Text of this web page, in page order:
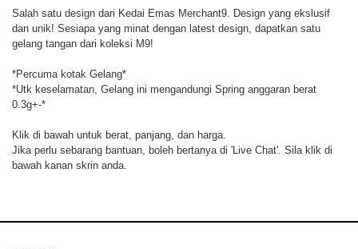
Salah satu design dari Kedai Emas Merchant9. Design yang ekslusif
dan unik! Sesiapa yang minat dengan latest design, dapatkan satu
gelang tangan dari koleksi M9!
*Percuma kotak Gelang*
*Utk keselamatan, Gelang ini mengandungi Spring anggaran berat
0.3g+-*
Klik di bawah untuk berat, panjang, dan harga.
Jika perlu sebarang bantuan, boleh bertanya di 'Live Chat'. Sila klik di
bawah kanan skrin anda.